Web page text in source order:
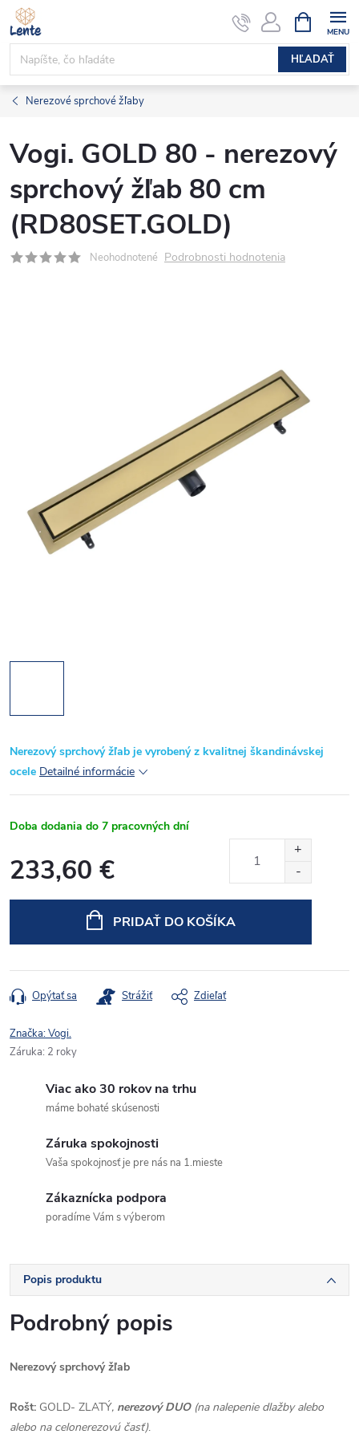
Prejsť
na
obsah
HĽADAŤ
KOŠÍK
Nerezové sprchové žľaby
Vogi. GOLD 80 - nerezový
sprchový žľab 80 cm
(RD80SET.GOLD)
Neohodnotené Podrobnosti hodnotenia
Nerezový sprchový žľab je vyrobený z kvalitnej škandinávskej
ocele Detailné informácie
Doba dodania do 7 pracovných dní
233,60 €
PRIDAŤ DO KOŠÍKA
Opýtať sa Strážiť Zdieľať
Značka:Vogi.
Záruka: 2 roky
Viac ako 30 rokov na trhu
máme bohaté skúsenosti
Záruka spokojnosti
Vaša spokojnosť je pre nás na 1.mieste
Zákaznícka podpora
poradíme Vám s výberom
Popis produktu
Podrobný popis
Nerezový sprchový žľab
Rošt: GOLD- ZLATÝ, nerezový DUO(na nalepenie dlažby alebo
alebo na celonerezovú časť).